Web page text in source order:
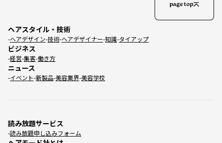
ヘアスタイル・技術
ヘアデザイン 技術 ヘアデザイナー 知識 タイアップ
ビジネス
経営 集客 働き方
ニュース
イベント 新製品 美容業界 美容学校
読み放題サービス
読み放題申し込みフォーム
page top